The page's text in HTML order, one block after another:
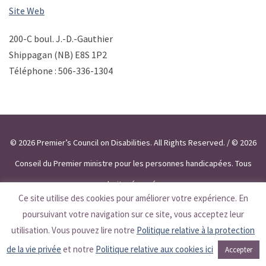
Site Web
200-C boul. J.-D.-Gauthier
Shippagan (NB) E8S 1P2
Téléphone : 506-336-1304
© 2026 Premier’s Council on Disabilities. All Rights Reserved. / © 2026
Conseil du Premier ministre pour les personnes handicapées. Tous
droits réservés.
Ce site utilise des cookies pour améliorer votre expérience. En
poursuivant votre navigation sur ce site, vous acceptez leur
utilisation. Vous pouvez lire notre Politique relative à la protection
de la vie privée et notre Politique relative aux cookies ici Accepter